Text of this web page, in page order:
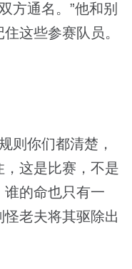
方通名。”他和别
这些参赛队员。
则你们都清楚，
这是比赛，不是
的命也只有一
老夫将其驱除出